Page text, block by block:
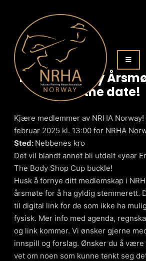
NRHA Norway
the date!
Kjære medlemmer av NRHA Norway!
februar 2025 kl. 13:00 for NRHA
Sted: Nebbenes kro
Det vil blandt annet bli utdelt «year
The Body Shop Cup buckle!
Husk å fornye ditt medlemskap i
årsmøte for å ha gyldig stemmerett.
til digital link for de som ikke ha
fysisk. Mer info med agenda,
og link kommer. Vi ønsker gjerne
innspill og forslag. Ønsker du å
vet om noen som kunne tenkt seg